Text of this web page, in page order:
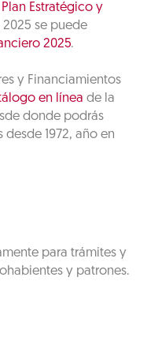
Plan Estratégico y
2025 se puede
2025.
y Financiamientos
en línea de la
donde podrás
1972, año en
para trámites y
y patrones.